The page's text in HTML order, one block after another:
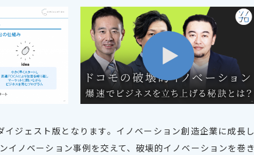
ジェスト版となります。イノベーション創造企業に成長し
イノベーション事例を交えて、破壊的イノベーションを巻き